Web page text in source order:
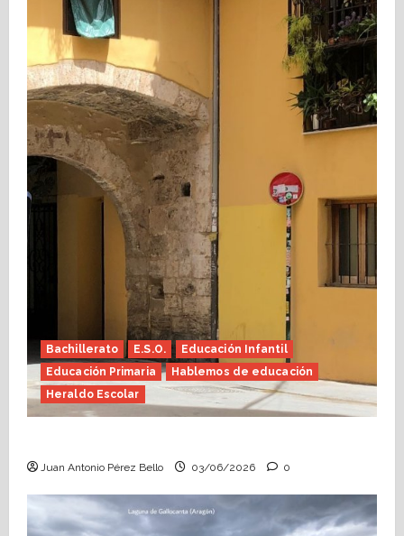
Bachillerato E.S.O.
Educación Infantil
Educación Primaria
Hablemos de educación
Heraldo Escolar
Juan Antonio Pérez Bello 03/06/2026 0